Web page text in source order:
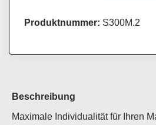
Produktnummer: S300M.2
Beschreibung
Maximale Individualität für Ihren